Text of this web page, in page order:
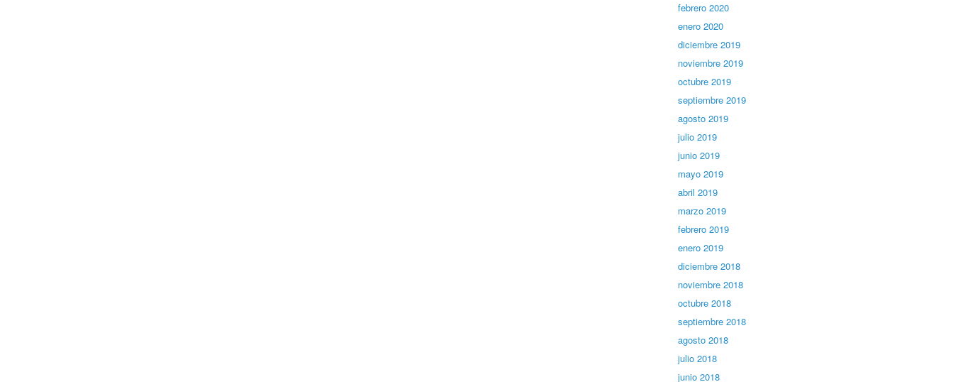
febrero 2020
enero 2020
diciembre 2019
noviembre 2019
octubre 2019
septiembre 2019
agosto 2019
julio 2019
junio 2019
mayo 2019
abril 2019
marzo 2019
febrero 2019
enero 2019
diciembre 2018
noviembre 2018
octubre 2018
septiembre 2018
agosto 2018
julio 2018
junio 2018